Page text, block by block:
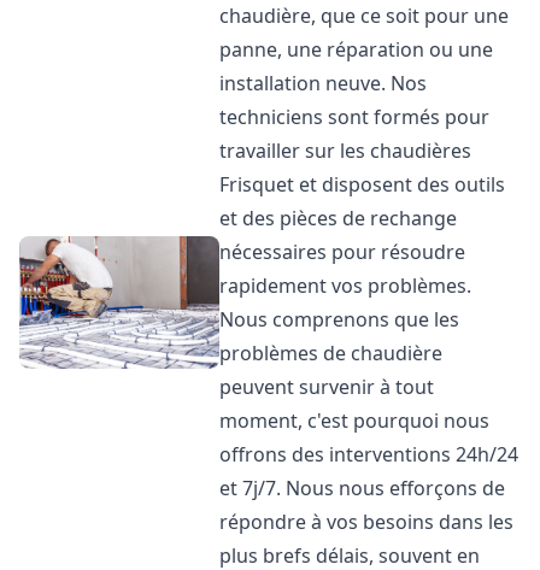
chaudière, que ce soit pour une
panne, une réparation ou une
installation neuve. Nos
techniciens sont formés pour
travailler sur les chaudières
Frisquet et disposent des outils
et des pièces de rechange
nécessaires pour résoudre
rapidement vos problèmes.
Nous comprenons que les
problèmes de chaudière
peuvent survenir à tout
moment, c'est pourquoi nous
offrons des interventions 24h/24
et 7j/7. Nous nous efforçons de
répondre à vos besoins dans les
plus brefs délais, souvent en